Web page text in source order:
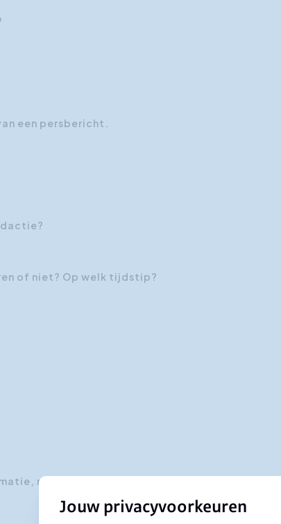
een persbericht.
of niet? Op welk tijdstip?
maar laat ik niet het ‘achterste van mijn tong’
Jouw privacyvoorkeuren